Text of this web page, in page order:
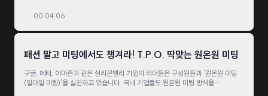
소개합니다.
00:04:06
패션 말고 미팅에서도 챙겨라! T.P.O. 딱맞는 원온원 미팅
구글, 메타, 아마존과 같은 실리콘밸리 기업의 리더들은 구성원들과 ‘원온원 미팅
(일대일 미팅)’을 실천하고 있습니다. 국내 기업들도 원온원 미팅 방식을